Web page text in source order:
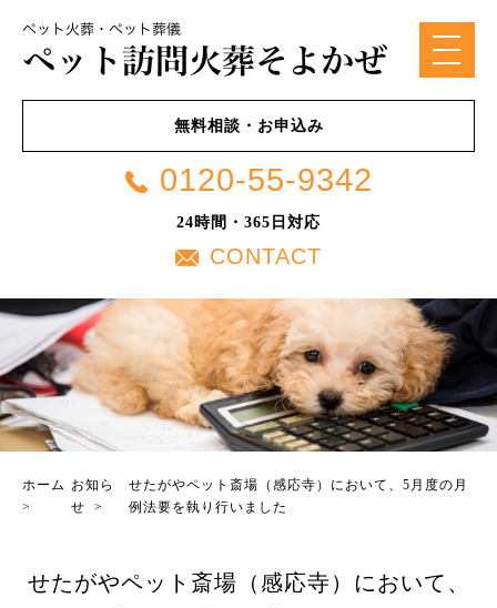
無料相談・お申込み
0120-55-9342
24時間・365日対応
CONTACT
ホーム
>
お知ら
せ >
せたがやペット斎場（感応寺）において、5月度の月
例法要を執り行いました
せたがやペット斎場（感応寺）において、